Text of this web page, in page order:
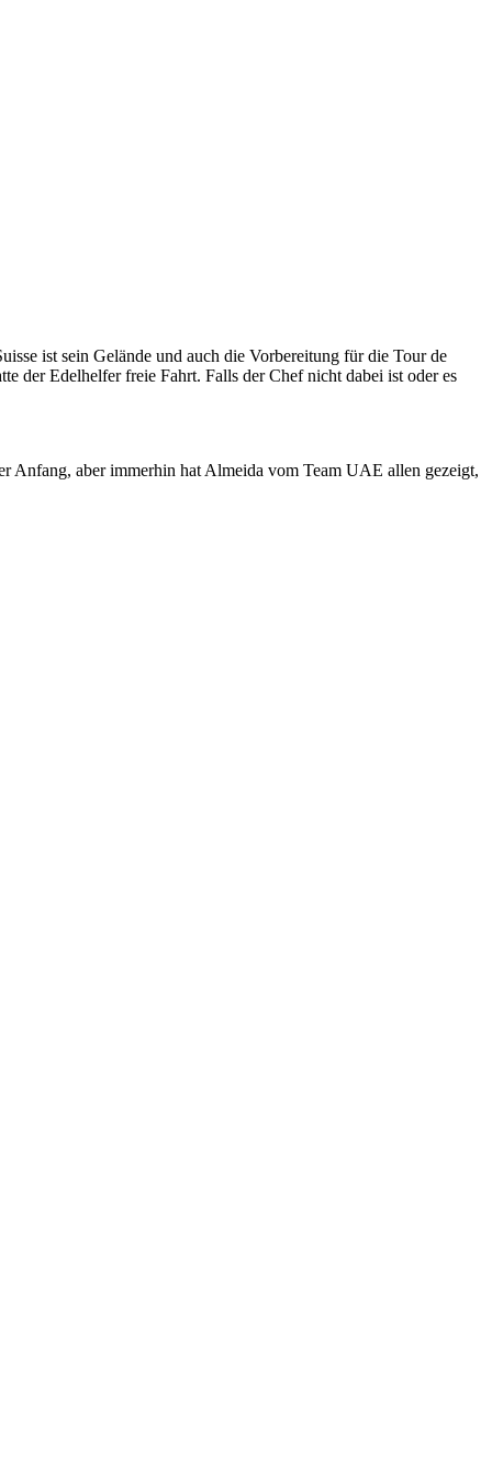
ist sein Gelände und auch die Vorbereitung für die Tour de
der Edelhelfer freie Fahrt. Falls der Chef nicht dabei ist oder es
Anfang, aber immerhin hat Almeida vom Team UAE allen gezeigt,